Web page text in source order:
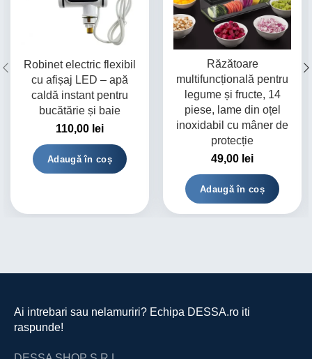
Robinet electric flexibil
cu afișaj LED – apă
caldă instant pentru
bucătărie și baie
110,00 lei
Adaugă în coș
Răzătoare
multifuncțională pentru
legume și fructe, 14
piese, lame din oțel
inoxidabil cu mâner de
protecție
49,00 lei
Adaugă în coș
Ai intrebari sau nelamuriri? Echipa DESSA.ro iti
raspunde!